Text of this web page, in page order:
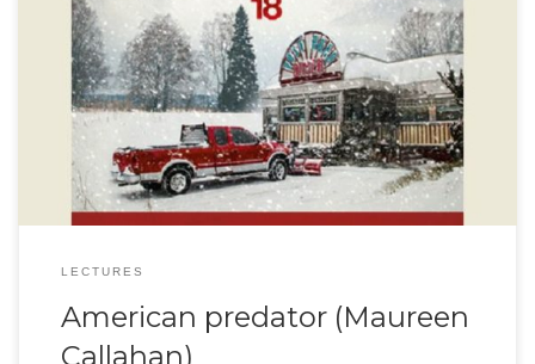
Cette enquête policière sort du lot des ouvrages américains du genre : style
dépouillé, personnages ayant peu de chair, hormis le tueur, très factuel. Le
traque du criminel n’occupe que la moitié du roman, la suite étant
concentrée sur son interrogatoire et la découverte des ses autres victimes.
Maureen Callahan […]
LECTURES
American predator (Maureen
Callahan)